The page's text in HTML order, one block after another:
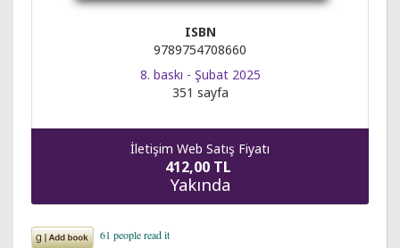
ISBN
9789754708660
8. baskı - Şubat 2025
351 sayfa
İletişim Web Satış Fiyatı
412,00 TL
Yakında